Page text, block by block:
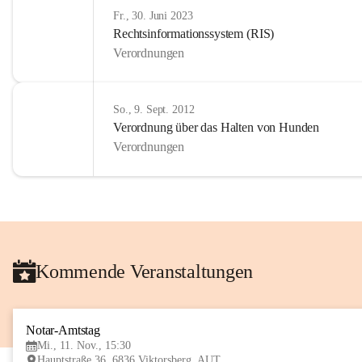
Fr., 30. Juni 2023
Rechtsinformationssystem (RIS)
Verordnungen
So., 9. Sept. 2012
Verordnung über das Halten von Hunden
Verordnungen
Kommende Veranstaltungen
Notar-Amtstag
Mi., 11. Nov., 15:30